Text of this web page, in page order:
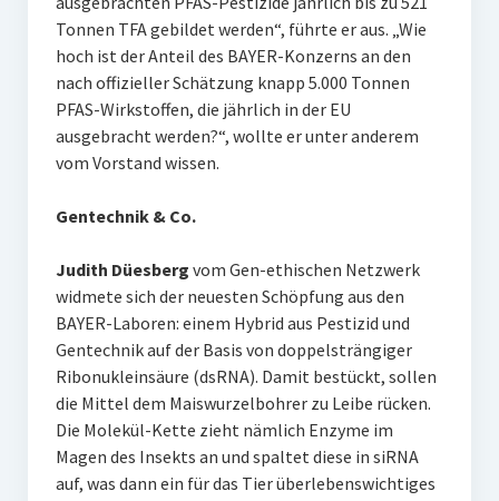
Tonnen TFA gebildet werden“, führte er aus. „Wie
hoch ist der Anteil des BAYER-Konzerns an den
nach offizieller Schätzung knapp 5.000 Tonnen
PFAS-Wirkstoffen, die jährlich in der EU
ausgebracht werden?“, wollte er unter anderem
vom Vorstand wissen.
Gentechnik & Co.
Judith Düesberg vom Gen-ethischen Netzwerk
widmete sich der neuesten Schöpfung aus den
BAYER-Laboren: einem Hybrid aus Pestizid und
Gentechnik auf der Basis von doppelsträngiger
Ribonukleinsäure (dsRNA). Damit bestückt, sollen
die Mittel dem Maiswurzelbohrer zu Leibe rücken.
Die Molekül-Kette zieht nämlich Enzyme im
Magen des Insekts an und spaltet diese in siRNA
auf, was dann ein für das Tier überlebenswichtiges